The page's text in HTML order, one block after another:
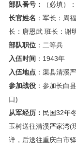
部队番号：
（必填）
长官姓名 ：军长：周
长：唐恩武 班长：谢
部队职位：二等兵
入伍时间 ：1943年
入伍地点：渠县清溪
参加战役：参加长白
口)
从军经历： 民国32年
玉树送往清溪严家湾(
详，后送往重庆白市